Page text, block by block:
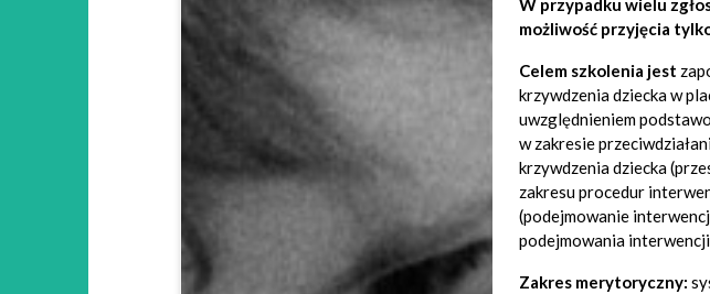
możliwość przyjęcia
Celem szkolenia jest
krzywdzenia dziecka w
uwzględnieniem
w zakresie
krzywdzenia dziecka
zakresu procedur
(podejmowanie
podejmowania
Zakres merytoryczny: s